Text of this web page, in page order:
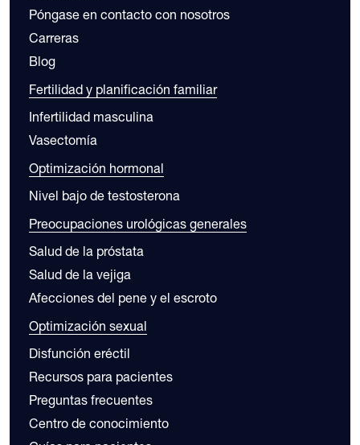
Póngase en contacto con nosotros
Carreras
Blog
Fertilidad y planificación familiar
Infertilidad masculina
Vasectomía
Optimización hormonal
Nivel bajo de testosterona
Preocupaciones urológicas generales
Salud de la próstata
Salud de la vejiga
Afecciones del pene y el escroto
Optimización sexual
Disfunción eréctil
Recursos para pacientes
Preguntas frecuentes
Centro de conocimiento